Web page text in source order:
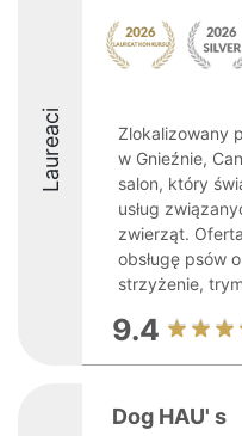
Laureaci
Zlokalizowany
w Gnieźnie,
salon, który
usług
zwierząt.
obsługę psów
strzyżenie,
9.4
Dog HAU' s